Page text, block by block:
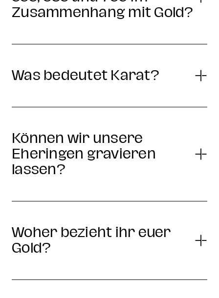
Zusammenhang mit Gold?
Was bedeutet Karat?
Können wir unsere
Eheringen gravieren
lassen?
Woher bezieht ihr euer
Gold?